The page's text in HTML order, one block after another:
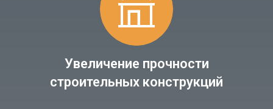
Увеличение прочности
строительных конструкций